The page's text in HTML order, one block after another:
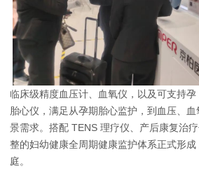
临床级精度血压计、血氧仪，以及可支持
胎心仪 ，满足从孕期胎心监护，到血压、
景需求。搭配 TENS 理疗仪、 产后康复治
整的妇幼健康全周期健康监护体系正式形
庭。